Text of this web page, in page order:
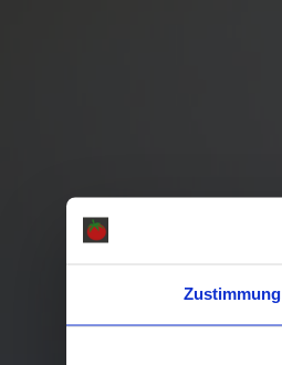
Zustimmung